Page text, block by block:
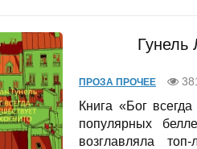
Гунель
ПРОЗА ПРОЧЕЕ
Книга «Бог
популярных
возглавляла